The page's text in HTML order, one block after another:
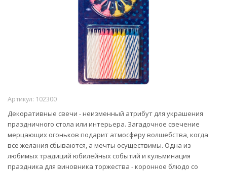
Артикул: 102300
Декоративные свечи - неизменный атрибут для украшения
праздничного стола или интерьера. Загадочное свечение
мерцающих огоньков подарит атмосферу волшебства, когда
все желания сбываются, а мечты осуществимы. Одна из
любимых традиций юбилейных событий и кульминация
праздника для виновника торжества - коронное блюдо со